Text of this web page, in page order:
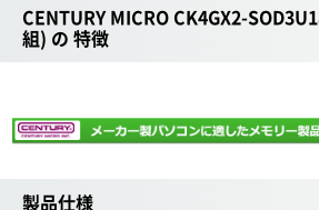
CENTURY MICRO CK4GX2-
組) の 特徴
製品仕様